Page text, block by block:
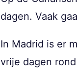
dagen. Vaak
In Madrid is er
vrije dagen